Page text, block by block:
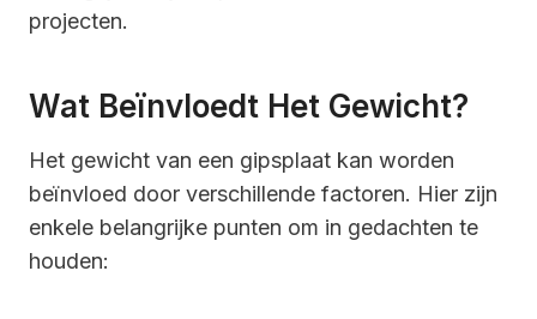
projecten.
Wat Beïnvloedt Het Gewicht?
Het gewicht van een gipsplaat kan worden
beïnvloed door verschillende factoren. Hier zijn
enkele belangrijke punten om in gedachten te
houden: